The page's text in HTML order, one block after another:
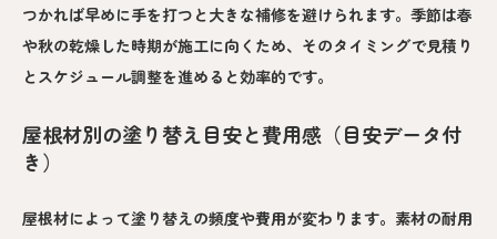
つかれば早めに手を打つと大きな補修を避けられます。季節は春
や秋の乾燥した時期が施工に向くため、そのタイミングで見積り
とスケジュール調整を進めると効率的です。
屋根材別の塗り替え目安と費用感（目安データ付
き）
屋根材によって塗り替えの頻度や費用が変わります。素材の耐用